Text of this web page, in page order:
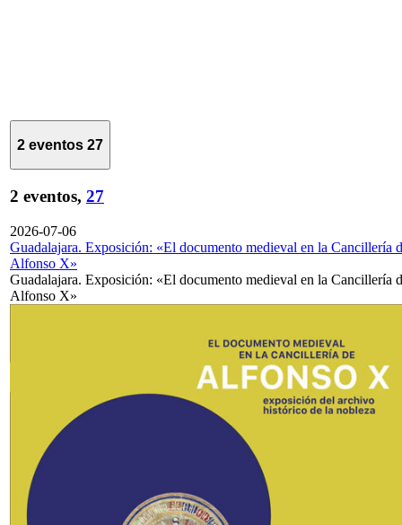
2 eventos 27
2 eventos, 27
2026-07-06
Guadalajara. Exposición: «El documento medieval en la Cancillería
Alfonso X»
Guadalajara. Exposición: «El documento medieval en la Cancillería
Alfonso X»